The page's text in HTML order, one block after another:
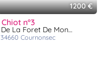
1200 €
chiot n°3
De La Foret De Montmaure
34660 cournonsec